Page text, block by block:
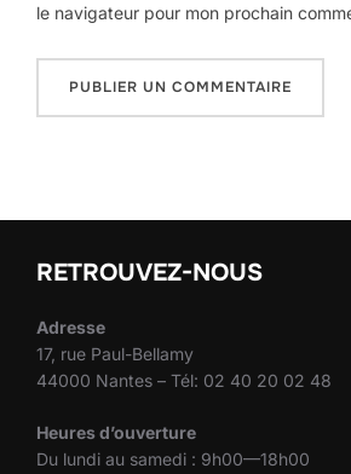
le navigateur pour mon prochain
RETROUVEZ-NOUS
Adresse
17, rue Paul-Bellamy
44000 Nantes – Tél: 02 40 20 02 48
Heures d’ouverture
Du lundi au samedi : 9h00—18h00